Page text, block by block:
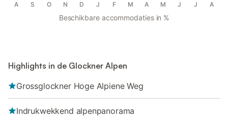
A S O N D J F M A M J J A
Beschikbare accommodaties in %
Highlights in de Glockner Alpen
Grossglockner Hoge Alpiene Weg
Indrukwekkend alpenpanorama